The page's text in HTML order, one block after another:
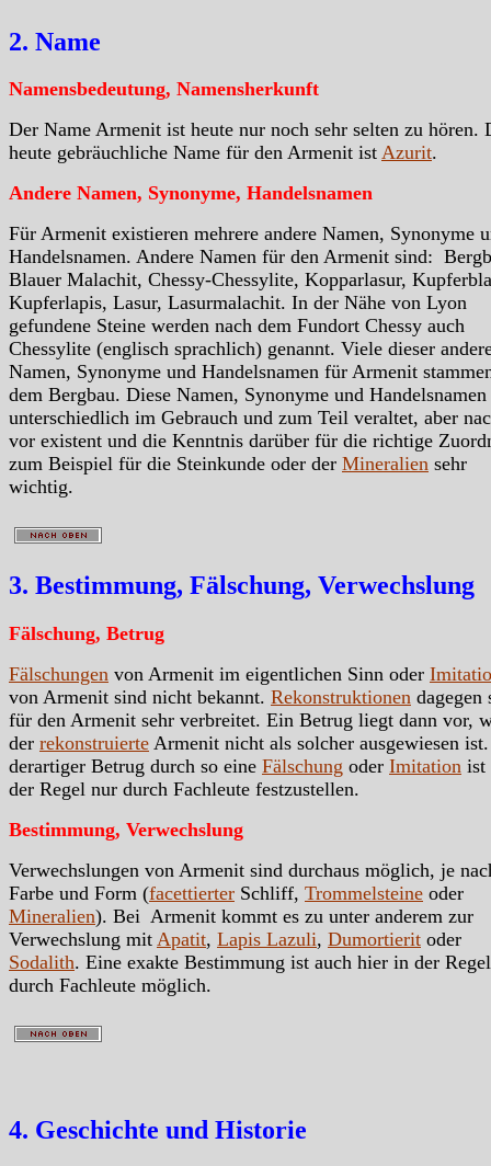
2. Name
Namensbedeutung, Namensherkunft
Der Name Armenit ist heute nur noch sehr selten zu hören.
heute gebräuchliche Name für den Armenit ist Azurit.
Andere Namen, Synonyme, Handelsnamen
Für Armenit existieren mehrere andere Namen, Synonyme
Handelsnamen. Andere Namen für den Armenit sind:
Blauer Malachit, Chessy-Chessylite, Kopparlasur,
Kupferlapis, Lasur, Lasurmalachit. In der Nähe von Lyon
gefundene Steine werden nach dem Fundort Chessy auch
Chessylite (englisch sprachlich) genannt. Viele dieser
Namen, Synonyme und Handelsnamen für Armenit
dem Bergbau. Diese Namen, Synonyme und
unterschiedlich im Gebrauch und zum Teil veraltet, aber
vor existent und die Kenntnis darüber für die richtige
zum Beispiel für die Steinkunde oder der Mineralien sehr
wichtig.
3. Bestimmung, Fälschung, Verwechslung
Fälschung, Betrug
Fälschungen von Armenit im eigentlichen Sinn oder
von Armenit sind nicht bekannt. Rekonstruktionen dagegen
für den Armenit sehr verbreitet. Ein Betrug liegt dann vor,
der rekonstruierte Armenit nicht als solcher ausgewiesen
derartiger Betrug durch so eine Fälschung oder Imitation ist
der Regel nur durch Fachleute festzustellen.
Bestimmung, Verwechslung
Verwechslungen von Armenit sind durchaus möglich, je
Farbe und Form (facettierter Schliff, Trommelsteine oder
Mineralien). Bei Armenit kommt es zu unter anderem zur
Verwechslung mit Apatit, Lapis Lazuli, Dumortierit oder
Sodalith. Eine exakte Bestimmung ist auch hier in der
durch Fachleute möglich.
4. Geschichte und Historie